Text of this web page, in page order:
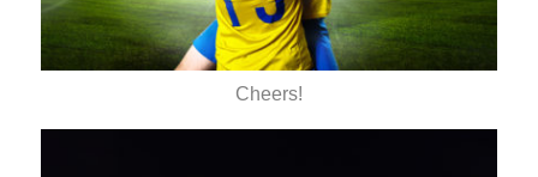
Cheers!